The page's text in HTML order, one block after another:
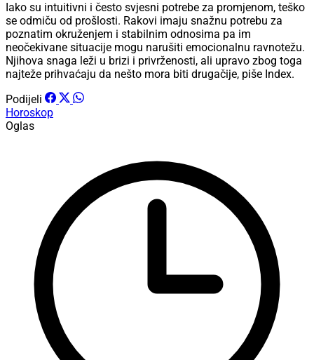
Iako su intuitivni i često svjesni potrebe za promjenom, teško
se odmiču od prošlosti. Rakovi imaju snažnu potrebu za
poznatim okruženjem i stabilnim odnosima pa im
neočekivane situacije mogu narušiti emocionalnu ravnotežu.
Njihova snaga leži u brizi i privrženosti, ali upravo zbog toga
najteže prihvaćaju da nešto mora biti drugačije, piše Index.
Podijeli
Horoskop
Oglas